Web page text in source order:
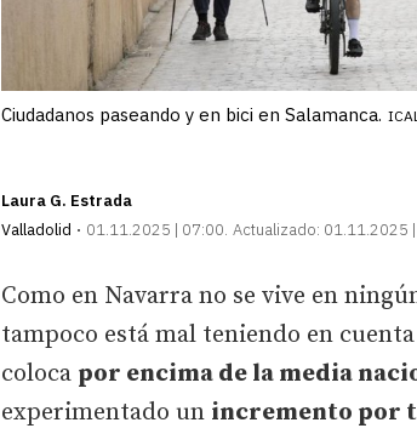
Ciudadanos paseando y en bici en Salamanca. ICAL
Laura G. Estrada
Valladolid
01.11.2025 | 07:00 Actualizado: 01.11.2025
Como en Navarra no se vive en
tampoco está mal teniendo en
coloca por encima de la media
experimentado un incremento por